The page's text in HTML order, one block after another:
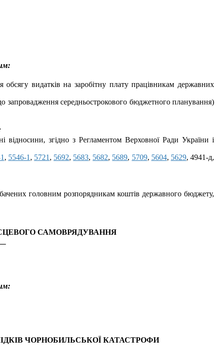
обсягу видатків на заробітну плату працівникам державних
запровадження середньострокового бюджетного планування)
згідно з Регламентом Верховної Ради України і
, 5546-1 , 5721 , 5692, 5683, 5682, 5689, 5709, 5604, 5629, 4941-д,
головним розпорядникам коштів державного бюджету,
САМОВРЯДУВАННЯ
ЧОРНОБИЛЬСЬКОЇ КАТАСТРОФИ